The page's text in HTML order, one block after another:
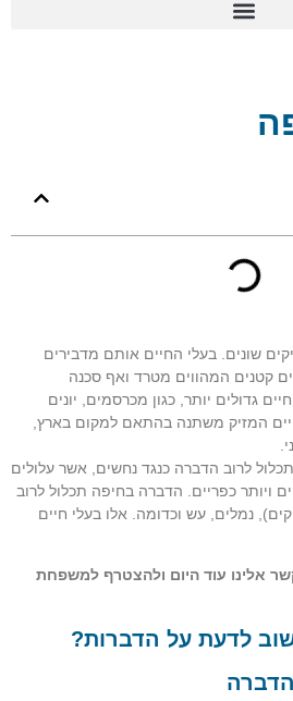
שונים. בעלי החיים אותם מדבירים
קטנים המהווים מטרד ואף סכנה
גדולים יותר, כגון מכרסמים, יונים
המזיק משתנה בהתאם למקום בארץ,
לרוב הדברה כנגד נחשים, אשר עלולים
ויותר כפריים. הדברה בחיפה תכלול לרוב
נמלים, עש וכדומה. אלו בעלי חיים
אלינו עוד היום ולהצטרף למשפחת
לדעת על הדברות?